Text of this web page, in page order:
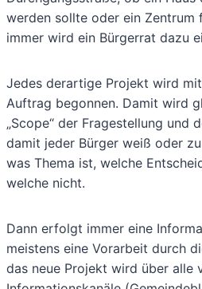
werden sollte oder ein Zentrum
immer wird ein Bürgerrat dazu
Jedes derartige Projekt wird
Auftrag begonnen. Damit wird
„Scope“ der Fragestellung und
damit jeder Bürger weiß oder
was Thema ist, welche
welche nicht.
Dann erfolgt immer eine
meistens eine Vorarbeit durch
das neue Projekt wird über alle